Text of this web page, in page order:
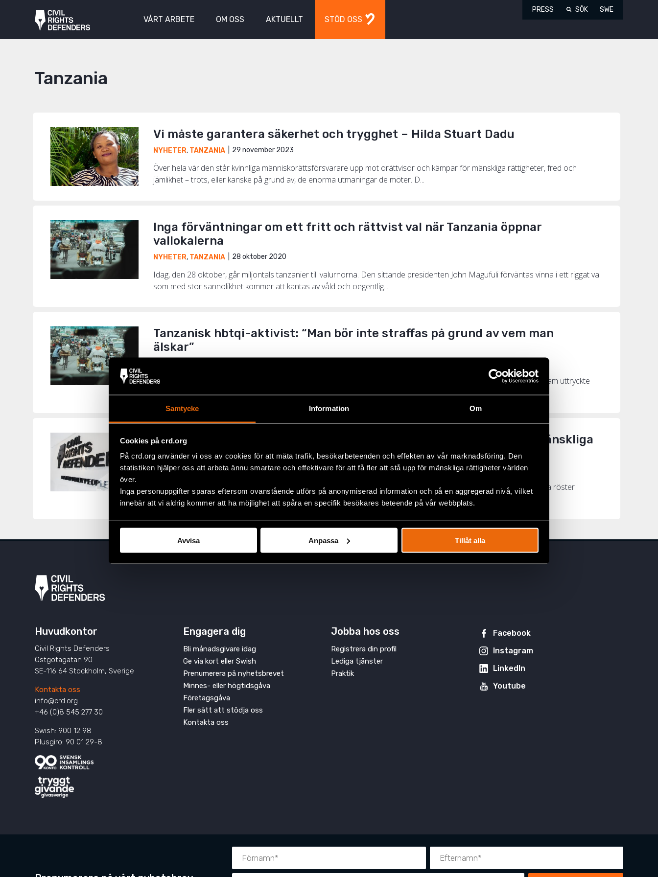
Samtycke Information Om
Cookies på crd.org
På crd.org använder vi oss av cookies för att mäta trafik, besökarbeteenden och effekten av vår marknadsföring. Den
statistiken hjälper oss att arbeta ännu smartare och effektivare för att få fler att stå upp för mänskliga rättigheter världen
över.
Inga personuppgifter sparas eftersom ovanstående utförs på anonymiserad information och på en aggregerad nivå, vilket
innebär att vi aldrig kommer att ha möjlighet att spåra en specifik besökares beteende på vår webbplats.
Avvisa Anpassa Tillåt alla
VÅRT ARBETE OM OSS AKTUELLT STÖD OSS
PRESS SÖK SWE
Tanzania
Vi måste garantera säkerhet och trygghet – Hilda Stuart Dadu
NYHETER, TANZANIA 29 november 2023
Över hela världen står kvinnliga människorättsförsvarare upp mot orättvisor och kämpar för mänskliga rättigheter, fred och
jämlikhet – trots, eller kanske på grund av, de enorma utmaningar de möter. D...
Inga förväntningar om ett fritt och rättvist val när Tanzania öppnar
vallokalerna
NYHETER, TANZANIA 28 oktober 2020
Idag, den 28 oktober, går miljontals tanzanier till valurnorna. Den sittande presidenten John Magufuli förväntas vinna i ett riggat val
som med stor sannolikhet kommer att kantas av våld och oegentlig...
Tanzanisk hbtqi-aktivist: “Man bör inte straffas på grund av vem man
älskar”
Vid den här tiden förra året riktades världens ögon mot Tanzania då guvernören i landets största stad Dar es Salaam uttryckte
planer på att inrätta en specialstyrka med syfte att leta rätt på och stra...
Tanzania måste vidta åtgärder mot den allt sämre situationen för mänskliga
rättigheter
TANZANIA,UTTALANDEN 16 maj 2018
Respekten för mänskliga rättigheter befinner sig i en kraftigt nedåtgående spiral i Tanzania och utrymmet för kritiska röster
krymper i snabb takt. Nu kräver vi, tillsammans med 64 andra civilsamhälle...
Huvudkontor
Civil Rights Defenders
Östgötagatan 90
SE-116 64 Stockholm, Sverige
Kontakta oss
info@crd.org
+46 (0)8 545 277 30
Swish: 900 12 98
Plusgiro: 90 01 29-8
Engagera dig
Bli månadsgivare idag
Ge via kort eller Swish
Prenumerera på nyhetsbrevet
Minnes- eller högtidsgåva
Företagsgåva
Fler sätt att stödja oss
Kontakta oss
Jobba hos oss
Registrera din profil
Lediga tjänster
Praktik
Facebook
Instagram
LinkedIn
Youtube